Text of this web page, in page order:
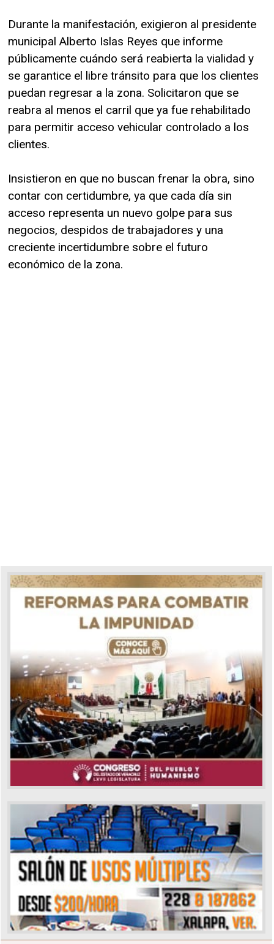
Durante la manifestación, exigieron al presidente
municipal Alberto Islas Reyes que informe
públicamente cuándo será reabierta la vialidad y
se garantice el libre tránsito para que los clientes
puedan regresar a la zona. Solicitaron que se
reabra al menos el carril que ya fue rehabilitado
para permitir acceso vehicular controlado a los
clientes.
Insistieron en que no buscan frenar la obra, sino
contar con certidumbre, ya que cada día sin
acceso representa un nuevo golpe para sus
negocios, despidos de trabajadores y una
creciente incertidumbre sobre el futuro
económico de la zona.